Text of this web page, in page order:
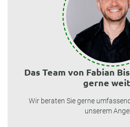
Das Team von Fabian
gerne
Wir beraten Sie gerne
unserem